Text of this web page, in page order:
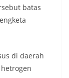
batas
di daerah